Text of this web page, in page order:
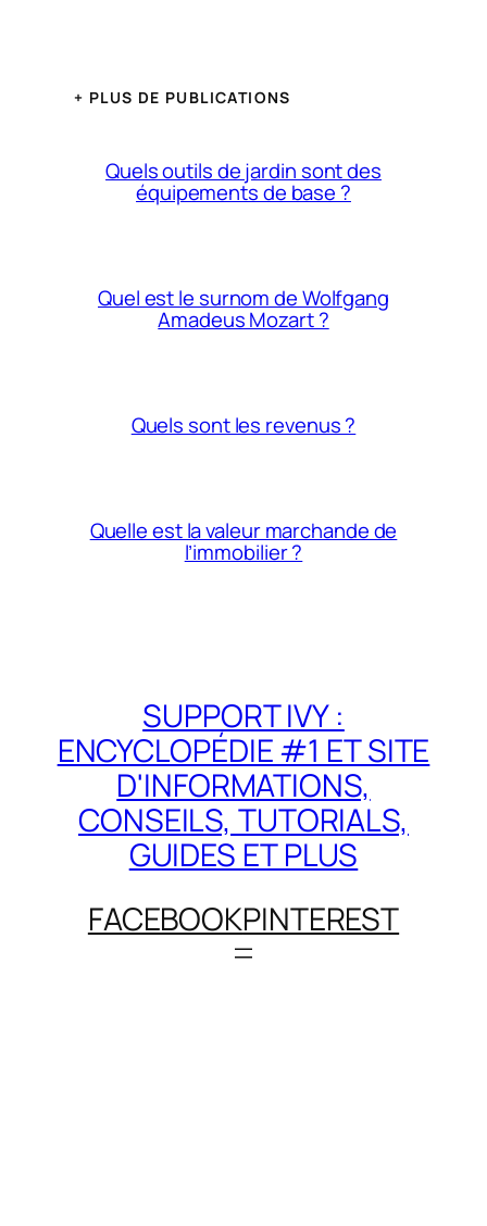
+ PLUS DE PUBLICATIONS
Quels outils de jardin sont des
équipements de base ?
Quel est le surnom de Wolfgang
Amadeus Mozart ?
Quels sont les revenus ?
Quelle est la valeur marchande de
l’immobilier ?
SUPPORT IVY :
ENCYCLOPÉDIE #1 ET SITE
D'INFORMATIONS,
CONSEILS, TUTORIALS,
GUIDES ET PLUS
FACEBOOKPINTEREST